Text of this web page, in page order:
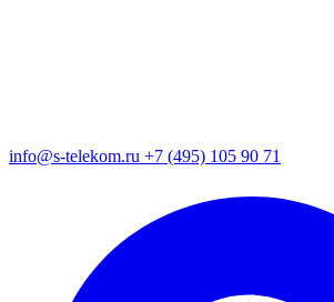
info@s-telekom.ru +7 (495) 105 90 71